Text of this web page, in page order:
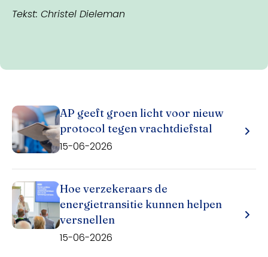
Tekst: Christel Dieleman
AP geeft groen licht voor nieuw
protocol tegen vrachtdiefstal
15-06-2026
Hoe verzekeraars de
energietransitie kunnen helpen
versnellen
15-06-2026